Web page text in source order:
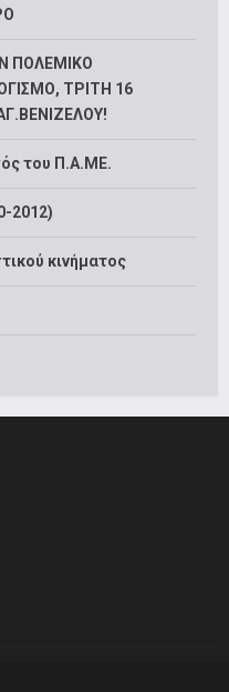
ΠΟΛΕΜΙΚΟ
ΤΡΙΤΗ 16
του Π.Α.ΜΕ.
2012)
κινήματος